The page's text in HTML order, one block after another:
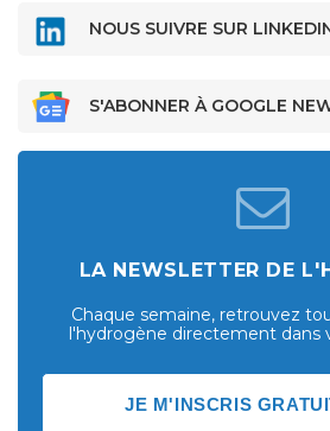
NOUS SUIVRE SUR
S'ABONNER À GOOGLE
LA NEWSLETTER DE
Chaque semaine, retrouvez
l'hydrogène directement dans
JE M'INSCRIS